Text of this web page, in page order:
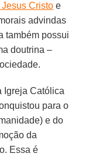
Cristo e
advindas
também possui
doutrina –
Igreja Católica
para o
e do
da
Essa é